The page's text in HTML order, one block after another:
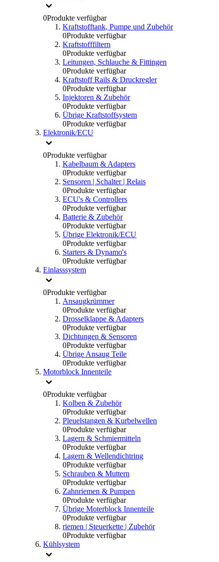
0Produkte verfügbar
Kraftstofftank, Pumpe und Zubehör
0Produkte verfügbar
Kraftstofffiltern
0Produkte verfügbar
Leitungen, Schlauche & Fittingen
0Produkte verfügbar
Kraftstoff Rails & Druckregler
0Produkte verfügbar
Injektoren & Zubehör
0Produkte verfügbar
Übrige Kraftstoffsystem
0Produkte verfügbar
Elektronik/ECU
0Produkte verfügbar
Kabelbaum & Adapters
0Produkte verfügbar
Sensoren | Schalter | Relais
0Produkte verfügbar
ECU's & Controllers
0Produkte verfügbar
Batterie & Zubehör
0Produkte verfügbar
Übrige Elektronik/ECU
0Produkte verfügbar
Starters & Dynamo's
0Produkte verfügbar
Einlasssystem
0Produkte verfügbar
Ansaugkrümmer
0Produkte verfügbar
Drosselklappe & Adapters
0Produkte verfügbar
Dichtungen & Sensoren
0Produkte verfügbar
Übrige Ansaug Teile
0Produkte verfügbar
Motorblock Innenteile
0Produkte verfügbar
Kolben & Zubehör
0Produkte verfügbar
Pleuelstangen & Kurbelwellen
0Produkte verfügbar
Lagern & Schmiermitteln
0Produkte verfügbar
Lagern & Wellendichtring
0Produkte verfügbar
Schrauben & Muttern
0Produkte verfügbar
Zahnriemen & Pumpen
0Produkte verfügbar
Übrige Moterblock Innenteile
0Produkte verfügbar
riemen | Steuerkette | Zubehör
0Produkte verfügbar
Kühlsystem